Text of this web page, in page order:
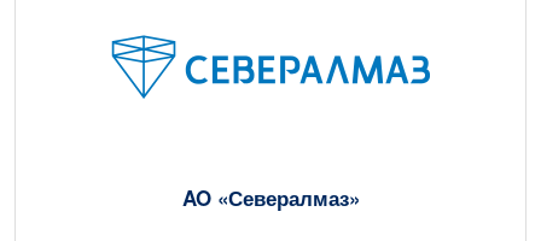
AO «Севералмаз»